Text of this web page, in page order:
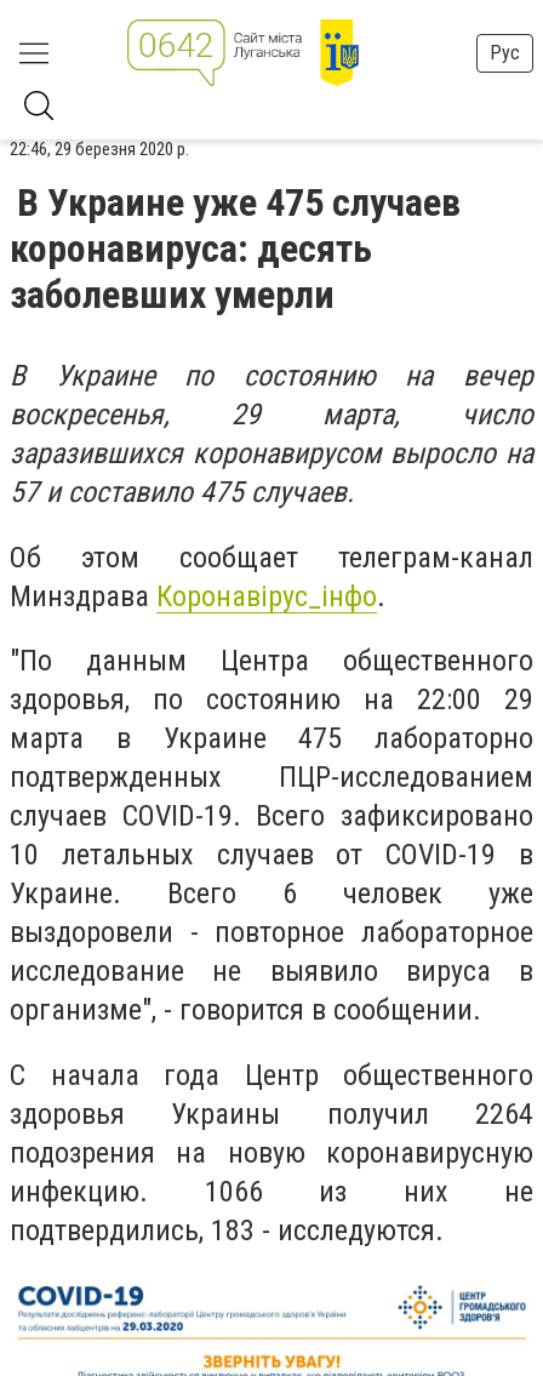
Рус
22:46, 29 березня 2020 р.
В Украине уже 475 случаев
коронавируса: десять
заболевших умерли
В Украине по состоянию на вечер
воскресенья, 29 марта, число
заразившихся коронавирусом выросло на
57 и составило 475 случаев.
Об этом сообщает телеграм-канал
Минздрава Коронавірус_інфо.
"По данным Центра общественного
здоровья, по состоянию на 22:00 29
марта в Украине 475 лабораторно
подтвержденных ПЦР-исследованием
случаев COVID-19. Всего зафиксировано
10 летальных случаев от COVID-19 в
Украине. Всего 6 человек уже
выздоровели - повторное лабораторное
исследование не выявило вируса в
организме", - говорится в сообщении.
С начала года Центр общественного
здоровья Украины получил 2264
подозрения на новую коронавирусную
инфекцию. 1066 из них не
подтвердились, 183 - исследуются.